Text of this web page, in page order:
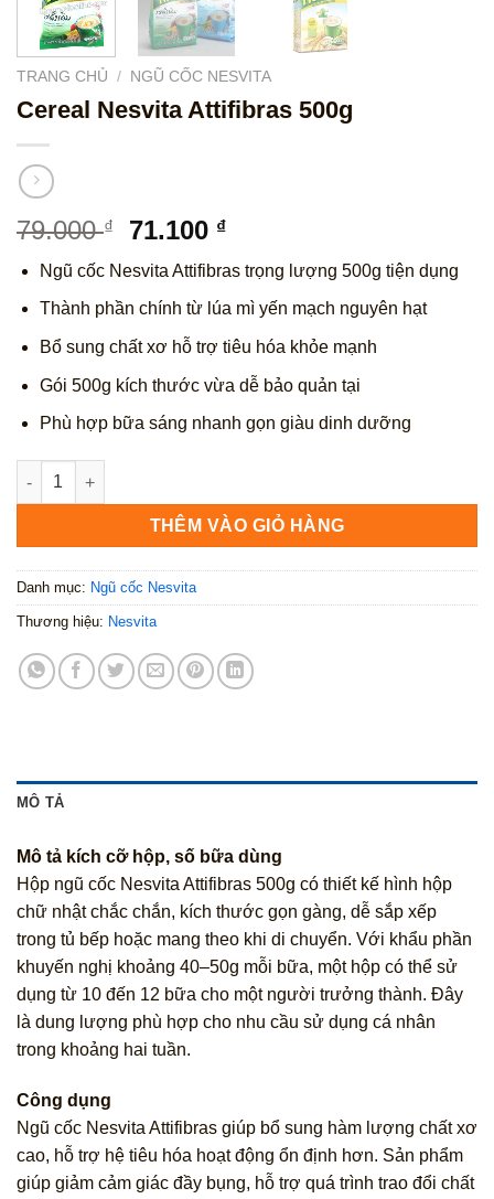
TRANG CHỦ / NGŨ CỐC NESVITA
Cereal Nesvita Attifibras 500g
79.000₫
Giá
là:
79.000 ₫.
71.100 ₫Giá
tại
là:
71.100 ₫.
Ngũ cốc Nesvita Attifibras trọng lượng 500g tiện dụng
Thành phần chính từ lúa mì yến mạch nguyên hạt
Bổ sung chất xơ hỗ trợ tiêu hóa khỏe mạnh
Gói 500g kích thước vừa dễ bảo quản tại
Phù hợp bữa sáng nhanh gọn giàu dinh dưỡng
Cereal Nesvita Attifibras 500g số lượng
THÊM VÀO GIỎ HÀNG
Danh mục: Ngũ cốc Nesvita
Thương hiệu: Nesvita
MÔ TẢ
Mô tả kích cỡ hộp, số bữa dùng
Hộp ngũ cốc Nesvita Attifibras 500g có thiết kế hình hộp
chữ nhật chắc chắn, kích thước gọn gàng, dễ sắp xếp
trong tủ bếp hoặc mang theo khi di chuyển. Với khẩu phần
khuyến nghị khoảng 40–50g mỗi bữa, một hộp có thể sử
dụng từ 10 đến 12 bữa cho một người trưởng thành. Đây
là dung lượng phù hợp cho nhu cầu sử dụng cá nhân
trong khoảng hai tuần.
Công dụng
Ngũ cốc Nesvita Attifibras giúp bổ sung hàm lượng chất xơ
cao, hỗ trợ hệ tiêu hóa hoạt động ổn định hơn. Sản phẩm
giúp giảm cảm giác đầy bụng, hỗ trợ quá trình trao đổi chất